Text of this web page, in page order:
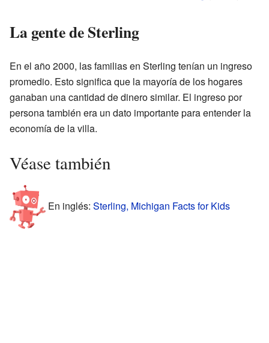
La gente de Sterling
En el año 2000, las familias en Sterling tenían un ingreso
promedio. Esto significa que la mayoría de los hogares
ganaban una cantidad de dinero similar. El ingreso por
persona también era un dato importante para entender la
economía de la villa.
Véase también
En inglés: Sterling, Michigan Facts for Kids